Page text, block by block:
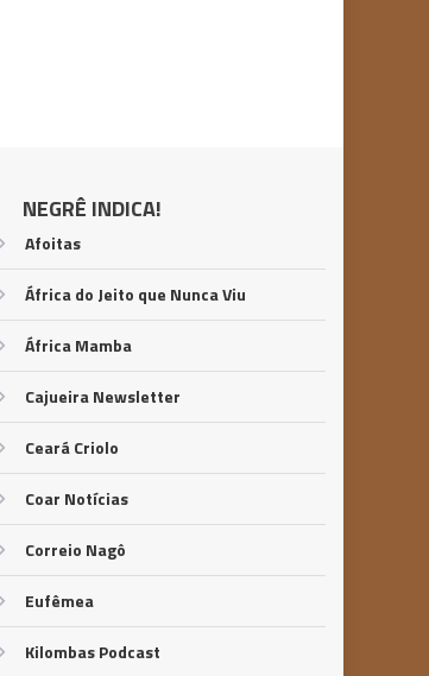
NEGRÊ INDICA!
Afoitas
África do Jeito que Nunca Viu
África Mamba
Cajueira Newsletter
Ceará Criolo
Coar Notícias
Correio Nagô
Eufêmea
Kilombas Podcast